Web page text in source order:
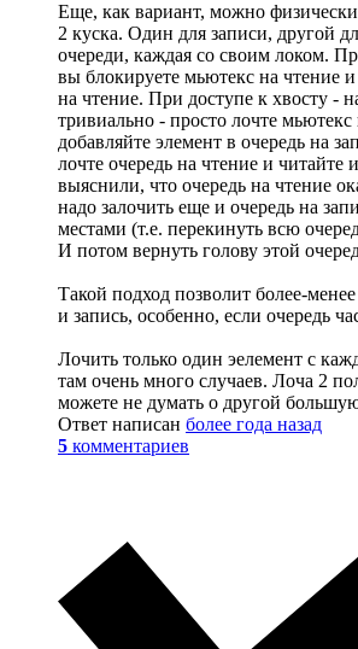
Еще, как вариант, можно физически
2 куска. Один для записи, другой
очереди, каждая со своим локом.
вы блокируете мьютекс на чтение и
на чтение. При доступе к хвосту -
тривиально - просто лочте мьютекс
добавляйте элемент в очередь на
лочте очередь на чтение и читайте
выяснили, что очередь на чтение
надо залочить еще и очередь на
местами (т.е. перекинуть всю
И потом вернуть голову этой
Такой подход позволит более-
и запись, особенно, если очередь
Лочить только один эелемент с
там очень много случаев. Лоча 2
можете не думать о другой
Ответ написан более года назад
5 комментариев